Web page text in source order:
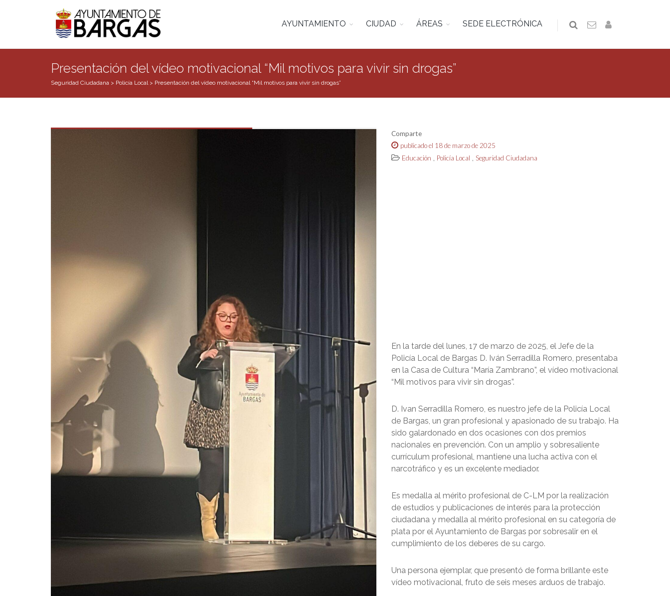
AYUNTAMIENTO CIUDAD ÁREAS SEDE ELECTRÓNICA
Presentación del vídeo motivacional “Mil motivos para vivir sin drogas”
Seguridad Ciudadana > Policía Local> Presentación del vídeo motivacional “Mil motivos para vivir sin drogas”
Comparte
publicado el 18 de marzo de 2025
Educación , Policía Local , Seguridad Ciudadana
En la tarde del lunes, 17 de marzo de 2025, el Jefe de la
Policía Local de Bargas D. Iván Serradilla Romero, presentaba
en la Casa de Cultura “María Zambrano”, el vídeo motivacional
“Mil motivos para vivir sin drogas”.
D. Ivan Serradilla Romero, es nuestro jefe de la Policía Local
de Bargas, un gran profesional y apasionado de su trabajo. Ha
sido galardonado en dos ocasiones con dos premios
nacionales en prevención. Con un amplio y sobresaliente
currículum profesional, mantiene una lucha activa con el
narcotráfico y es un excelente mediador.
Es medalla al mérito profesional de C-LM por la realización
de estudios y publicaciones de interés para la protección
ciudadana y medalla al mérito profesional en su categoría de
plata por el Ayuntamiento de Bargas por sobresalir en el
cumplimiento de los deberes de su cargo.
Una persona ejemplar, que presentó de forma brillante este
vídeo motivacional, fruto de seis meses arduos de trabajo.